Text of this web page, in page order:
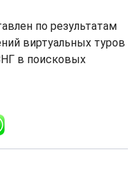
по результатам
виртуальных туров
в поисковых